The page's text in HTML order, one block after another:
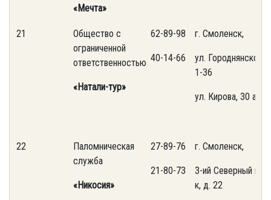
«Мечта»
21
Общество с
ограниченной
ответственностью
«Натали-тур»
62-89-98
40-14-66
г. Смоленск,
ул. Городнянского,
1-36
ул. Кирова, 30 а
22
Паломническая
служба
«Никосия»
27-89-76
21-80-73
г. Смоленск,
3-ий Северный пер-
к, д. 22